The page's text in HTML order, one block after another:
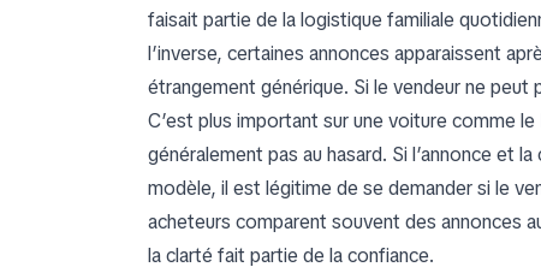
faisait partie de la logistique familiale
l’inverse, certaines annonces apparaissent
étrangement générique. Si le vendeur ne
C’est plus important sur une voiture comme
généralement pas au hasard. Si l’annonce et
modèle, il est légitime de se demander si le
acheteurs comparent souvent des annonces
la clarté fait partie de la confiance.